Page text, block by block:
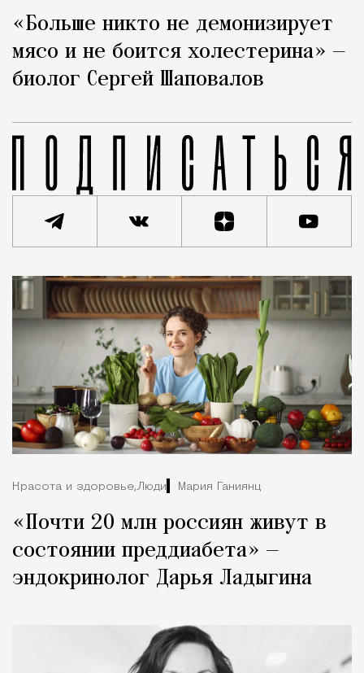
«Больше никто не демонизирует
мясо и не боится холестерина» —
биолог Сергей Шаповалов
Красота и здоровье,Люди Мария Ганиянц
«Почти 20 млн россиян живут в
состоянии преддиабета» —
эндокринолог Дарья Ладыгина